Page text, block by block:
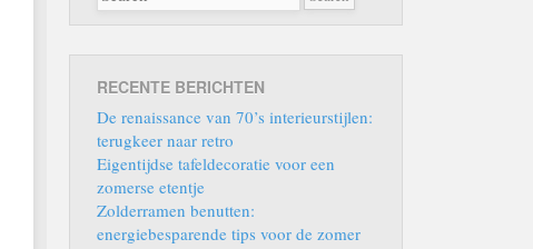
RECENTE BERICHTEN
De renaissance van 70’s interieurstijlen:
terugkeer naar retro
Eigentijdse tafeldecoratie voor een
zomerse etentje
Zolderramen benutten:
energiebesparende tips voor de zomer